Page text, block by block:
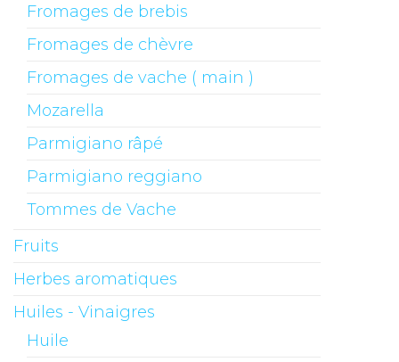
Fromages de brebis
Fromages de chèvre
Fromages de vache ( main )
Mozarella
Parmigiano râpé
Parmigiano reggiano
Tommes de Vache
Fruits
Herbes aromatiques
Huiles - Vinaigres
Huile